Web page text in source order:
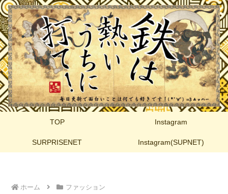
TOP Instagram
SURPRISENET Instagram(SUPNET)
ホーム ファッション